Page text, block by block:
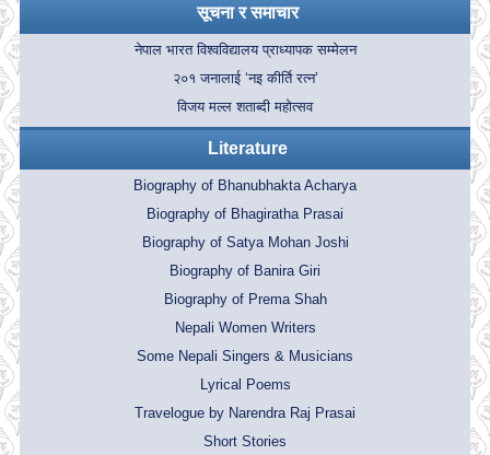
सूचना र समाचार
नेपाल भारत विश्वविद्यालय प्राध्यापक सम्मेलन
२०१ जनालाई ‘नइ कीर्ति रत्न’
विजय मल्ल शताब्दी महोत्सव
Literature
Biography of Bhanubhakta Acharya
Biography of Bhagiratha Prasai
Biography of Satya Mohan Joshi
Biography of Banira Giri
Biography of Prema Shah
Nepali Women Writers
Some Nepali Singers & Musicians
Lyrical Poems
Travelogue by Narendra Raj Prasai
Short Stories